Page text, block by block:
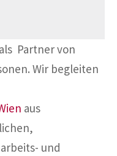
Partner von
Wir begleiten
aus
und